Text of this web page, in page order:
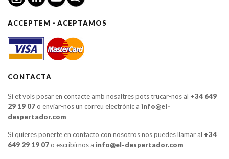
ACCEPTEM · ACEPTAMOS
CONTACTA
Si et vols posar en contacte amb nosaltres pots trucar-nos al +34 649
29 19 07o enviar-nos un correu electrònic a info@el-
despertador.com
Si quieres ponerte en contacto con nosotros nos puedes llamar al +34
649 29 19 07o escribirnos a info@el-despertador.com